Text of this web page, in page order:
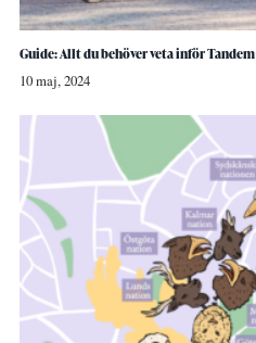
Guide: Allt du behöver veta inför Tandem
10 maj, 2024